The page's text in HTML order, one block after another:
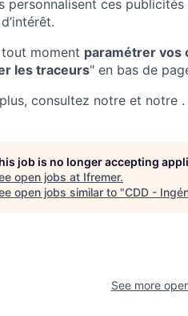
personnalisent ces
moment paramétrer vos
les traceurs" en bas de
consultez notre et notre .
job is no longer accepting
open jobs at Ifremer.
open jobs similar to "CDD -
See more